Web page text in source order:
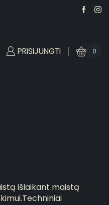
PRISIJUNGTI 0
išlaikant maistą